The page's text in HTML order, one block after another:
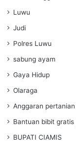
Luwu
Judi
Polres Luwu
sabung ayam
Gaya Hidup
Olaraga
Anggaran pertanian
Bantuan bibit gratis
BUPATI CIAMIS